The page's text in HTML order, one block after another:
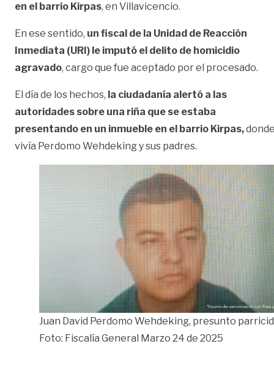
en el barrio Kirpas, en Villavicencio.
En ese sentido, un fiscal de la Unidad de Reacción
Inmediata (URI) le imputó el delito de homicidio
agravado, cargo que fue aceptado por el procesado.
El día de los hechos, la ciudadanía alertó a las
autoridades sobre una riña que se estaba
presentando en un inmueble en el barrio Kirpas,
vivía Perdomo Wehdeking y sus padres.
Juan David Perdomo Wehdeking, presunto
Foto: Fiscalía General Marzo 24 de 2025